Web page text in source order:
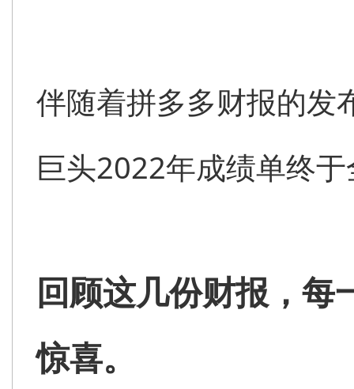
伴随着拼多多财报的发
巨头2022年成绩单终
回顾这几份财报，每
惊喜。